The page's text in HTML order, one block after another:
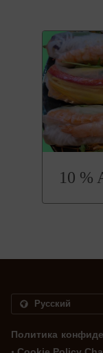
10 %
Политика
.